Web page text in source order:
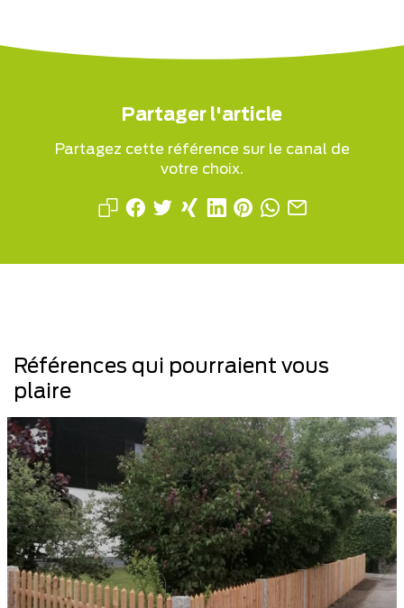
Partager l'article
Partagez cette référence sur le canal de
votre choix.
Références qui pourraient vous
plaire